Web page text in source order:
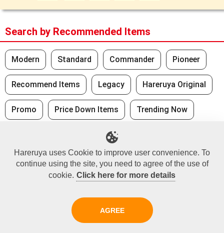
Search by Recommended Items
Modern Standard Commander Pioneer
Recommend Items Legacy Hareruya Original
Promo Price Down Items Trending Now
Recently Viewed
No Recently Seen Items
Did you find what you were looking for?
At the Hareruya webstore, we have over 100,000 items
Hareruya uses Cookie to improve user convenience. To
continue using the site, you need to agree of the use of
cookie. Click here for more details
AGREE